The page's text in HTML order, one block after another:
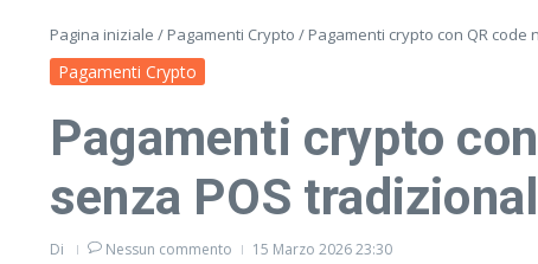
Pagina iniziale / Pagamenti Crypto / Pagamenti crypto con QR
Pagamenti Crypto
Pagamenti crypto
senza POS
Di Nessun commento 15 Marzo 202623:30